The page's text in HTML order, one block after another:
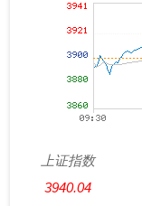
上证指数
3940.04